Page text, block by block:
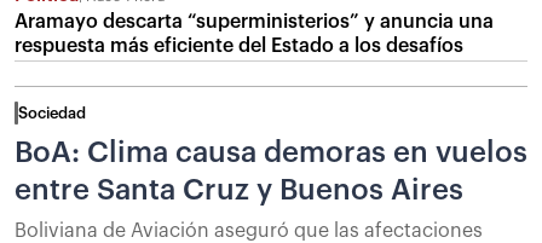
Aramayo descarta “superministerios” y anuncia una
respuesta más eficiente del Estado a los desafíos
Sociedad
BoA: Clima causa demoras en vuelos
entre Santa Cruz y Buenos Aires
Boliviana de Aviación aseguró que las afectaciones